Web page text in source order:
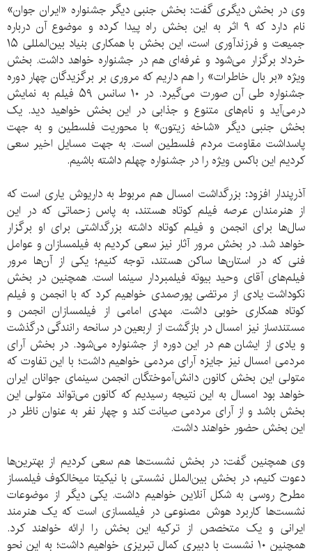
وی در بخش دیگری گفت: بخش جنبی دیگر جشنواره «ایران جوان»
نام دارد که ۹ اثر به این بخش راه پیدا کرده و موضوع آن درباره
جمیعت و فرزندآوری است، این بخش با همکاری بنیاد بین‌المللی ۱۵
خرداد برگزار می‌شود و غرفه‌ای هم در جشنواره خواهد داشت. بخش
ویژه «بر بال خاطرات» را هم داریم که مروری بر برگزیدگان چهار دوره
جشنواره طی آن صورت می‌گیرد. در ۱۰ سانس ۵۹ فیلم به نمایش
درمی‌آید و نام‌های متنوع و جذابی در این بخش خواهید دید. یک
بخش جنبی دیگر «شاخه زیتون» با محوریت فلسطین و به جهت
پاسداشت مقاومت مردم فلسطین است. به جهت مسایل اخیر سعی
کردیم این باکس ویژه را در جشنواره چهلم داشته باشیم.
آذرپندار افزود: بزرگداشت امسال هم مربوط به داریوش یاری است که
از هنرمندان عرصه فیلم کوتاه هستند، به پاس زحماتی که در این
سال‌ها برای انجمن و فیلم کوتاه داشته بزرگداشتی برای او برگزار
خواهد شد. در بخش مرور آثار نیز سعی کردیم به فیلمسازان و عوامل
فنی که در استان‌ها ساکن هستند، توجه کنیم؛ یکی از آن‌ها مرور
فیلم‌های آقای وحید بیوته فیلمبردار سینما است. همچنین در بخش
نکوداشت یادی از مرتضی پورصمدی خواهیم کرد که با انجمن و فیلم
کوتاه همکاری خوبی داشت. مهدی امامی از فیلمسازان انجمن و
مستندساز نیز امسال در بازگشت از اربعین در سانحه رانندگی درگذشت
و یادی از ایشان هم در این دوره از جشنواره می‌شود. در بخش آرای
مردمی امسال نیز جایزه آرای مردمی خواهیم داشت؛ با این تفاوت که
متولی این بخش کانون دانش‌آموختگان انجمن سینمای جوانان ایران
خواهد بود امسال به این نتیجه رسیدیم که کانون می‌تواند متولی این
بخش باشد و از آرای مردمی صیانت کند و چهار نفر به عنوان ناظر در
این بخش حضور خواهند داشت.
وی همچنین گفت: در بخش نشست‌ها هم سعی کردیم از بهترین‌ها
دعوت کنیم، در بخش بین‌الملل نشستی با نیکیتا میخالکوف فیلمساز
مطرح روسی به شکل آنلاین خواهیم داشت. یکی دیگر از موضوعات
نشست‌ها کاربرد هوش مصنوعی در فیلمسازی است که یک هنرمند
ایرانی و یک متخصص از ترکیه این بخش را ارائه خواهند کرد.
همچنین ۱۰ نشست با دبیری کمال تبریزی خواهیم داشت؛ به این نحو